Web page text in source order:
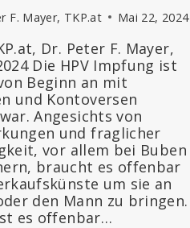
F. Mayer, TKP.at Mai 22, 2024
Dr. Peter F. Mayer,
Die HPV Impfung ist
Beginn an mit
und Kontoversen
Angesichts von
und fraglicher
vor allem bei Buben
braucht es offenbar
um sie an
den Mann zu bringen.
es offenbar…